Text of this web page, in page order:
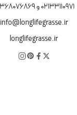
02133110971 و 09368076869
info@longlifegrasse.ir
longlifegrasse.ir